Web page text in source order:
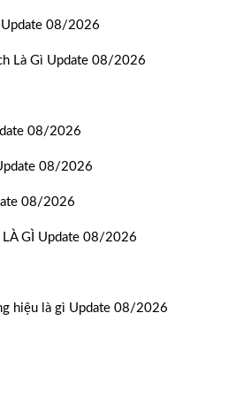
Update 08/2026
Là Gì Update 08/2026
08/2026
08/2026
08/2026
GÌ Update 08/2026
hiệu là gì Update 08/2026